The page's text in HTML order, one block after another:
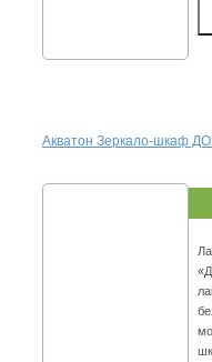
Акватон Зеркало-шкаф